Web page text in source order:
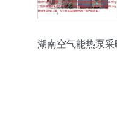
湖南空气能热泵